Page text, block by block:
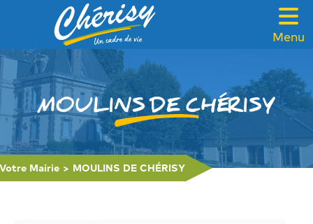
Menu
VOTRE MAIRIE
CADRE DE VIE
FAMILLE & SOLIDARITÉ
LOISIRS & TOURISME
CONTACT
MOULINS DE CHÉRISY
Votre Mairie > MOULINS DE CHÉRISY